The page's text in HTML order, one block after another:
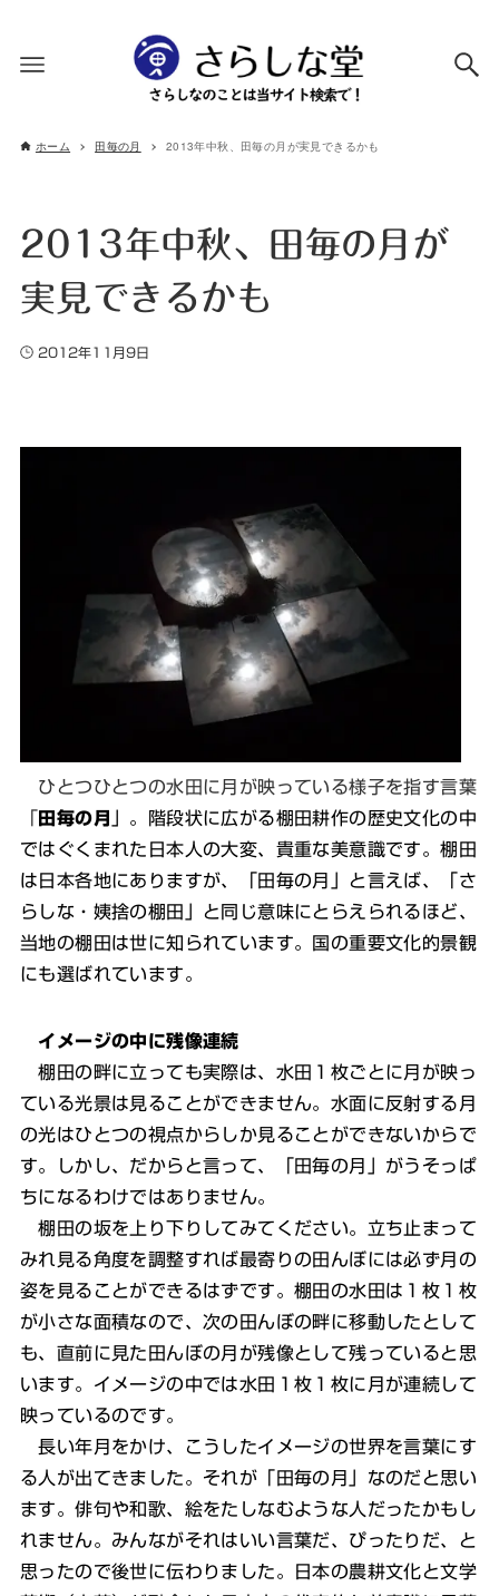
ホーム 田毎の月 2013年中秋、田毎の月が実見できるかも
2013年中秋、田毎の月が
実見できるかも
2012年11月9日
ひとつひとつの水田に月が映っている様子を指す言葉
田毎の月
」。階段状に広がる棚田耕作の歴史文化の中
ではぐくまれた日本人の大変、貴重な美意識です。棚田
は日本各地にありますが、「田毎の月」と言えば、「さ
らしな・姨捨の棚田」と同じ意味にとらえられるほど、
当地の棚田は世に知られています。国の重要文化的景観
にも選ばれています。
イメージの中に残像連続
棚田の畔に立っても実際は、水田１枚ごとに月が映っ
ている光景は見ることができません。水面に反射する月
の光はひとつの視点からしか見ることができないからで
す。しかし、だからと言って、「田毎の月」がうそっぱ
ちになるわけではありません。
棚田の坂を上り下りしてみてください。立ち止まって
みれ見る角度を調整すれば最寄りの田んぼには必ず月の
姿を見ることができるはずです。棚田の水田は１枚１枚
が小さな面積なので、次の田んぼの畔に移動したとして
も、直前に見た田んぼの月が残像として残っていると思
います。イメージの中では水田１枚１枚に月が連続して
映っているのです。
長い年月をかけ、こうしたイメージの世界を言葉にす
る人が出てきました。それが「田毎の月」なのだと思い
ます。俳句や和歌、絵をたしなむような人だったかもし
れません。みんながそれはいい言葉だ、ぴったりだ、と
思ったので後世に伝わりました。日本の農耕文化と文学